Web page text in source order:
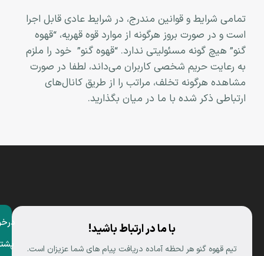
تمامی شرایط و قوانین مندرج، در شرایط عادی قابل اجرا
است و در صورت بروز هرگونه از موارد قوه قهریه، “قهوه
گنو” هیچ گونه مسئولیتی ندارد. “قهوه گنو” خود را ملزم
به رعایت حریم شخصی کاربران می‌داند، لطفا در صورت
مشاهده هرگونه تخلف، مراتب را از طریق کانال‏‌های
ارتباطی ذکر شده با ما در میان بگذارید.
با ما در ارتباط باشید!
تیم قهوه گنو هر لحظه آماده دریافت پیام های شما عزیزان است.